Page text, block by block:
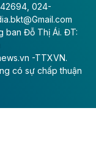
Việt Nam
với doanh thu
cùng kỳ và
của doanh
024-
ban Đỗ Thị Ái. ĐT:
-TTXVN.
có sự chấp thuận